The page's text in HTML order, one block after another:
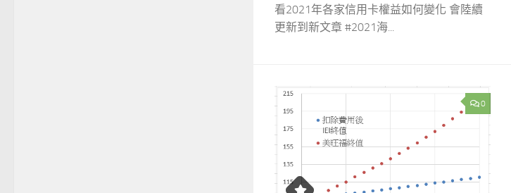
看2021年各家信用卡權益如何變化 會陸續
更新到新文章 #2021海...
0